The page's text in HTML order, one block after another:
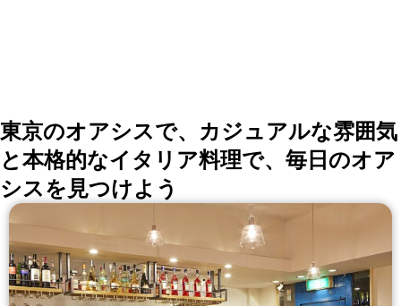
東京のオアシスで、カジュアルな雰囲気
と本格的なイタリア料理で、毎日のオア
シスを見つけよう